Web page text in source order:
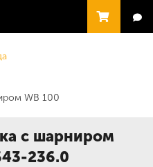
WB 100
с шарниром
236.0